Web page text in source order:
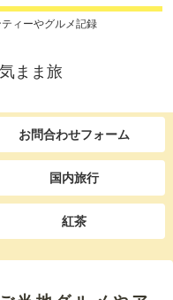
ィーやグルメ記録
まま旅
お問合わせフォーム
国内旅行
紅茶